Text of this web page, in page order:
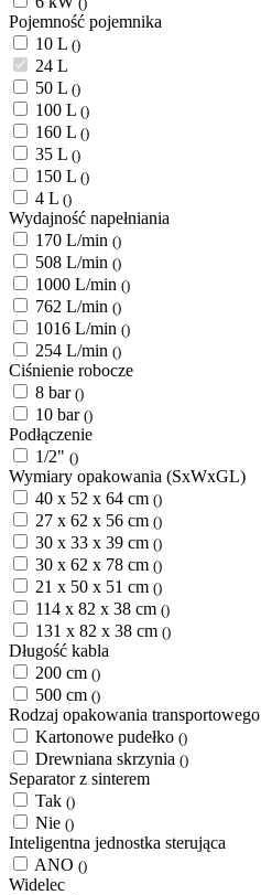
Pojemność pojemnika
10 L ()
24 L
50 L ()
100 L ()
160 L ()
35 L ()
150 L ()
4 L ()
Wydajność napełniania
170 L/min ()
508 L/min ()
1000 L/min ()
762 L/min ()
1016 L/min ()
254 L/min ()
Ciśnienie robocze
8 bar ()
10 bar ()
Podłączenie
1/2" ()
Wymiary opakowania (SxWxGL)
40 x 52 x 64 cm ()
27 x 62 x 56 cm ()
30 x 33 x 39 cm ()
30 x 62 x 78 cm ()
21 x 50 x 51 cm ()
114 x 82 x 38 cm ()
131 x 82 x 38 cm ()
Długość kabla
200 cm ()
500 cm ()
Rodzaj opakowania transportowego
Kartonowe pudełko ()
Drewniana skrzynia ()
Separator z sinterem
Tak ()
Nie ()
Inteligentna jednostka sterująca
ANO ()
Widelec